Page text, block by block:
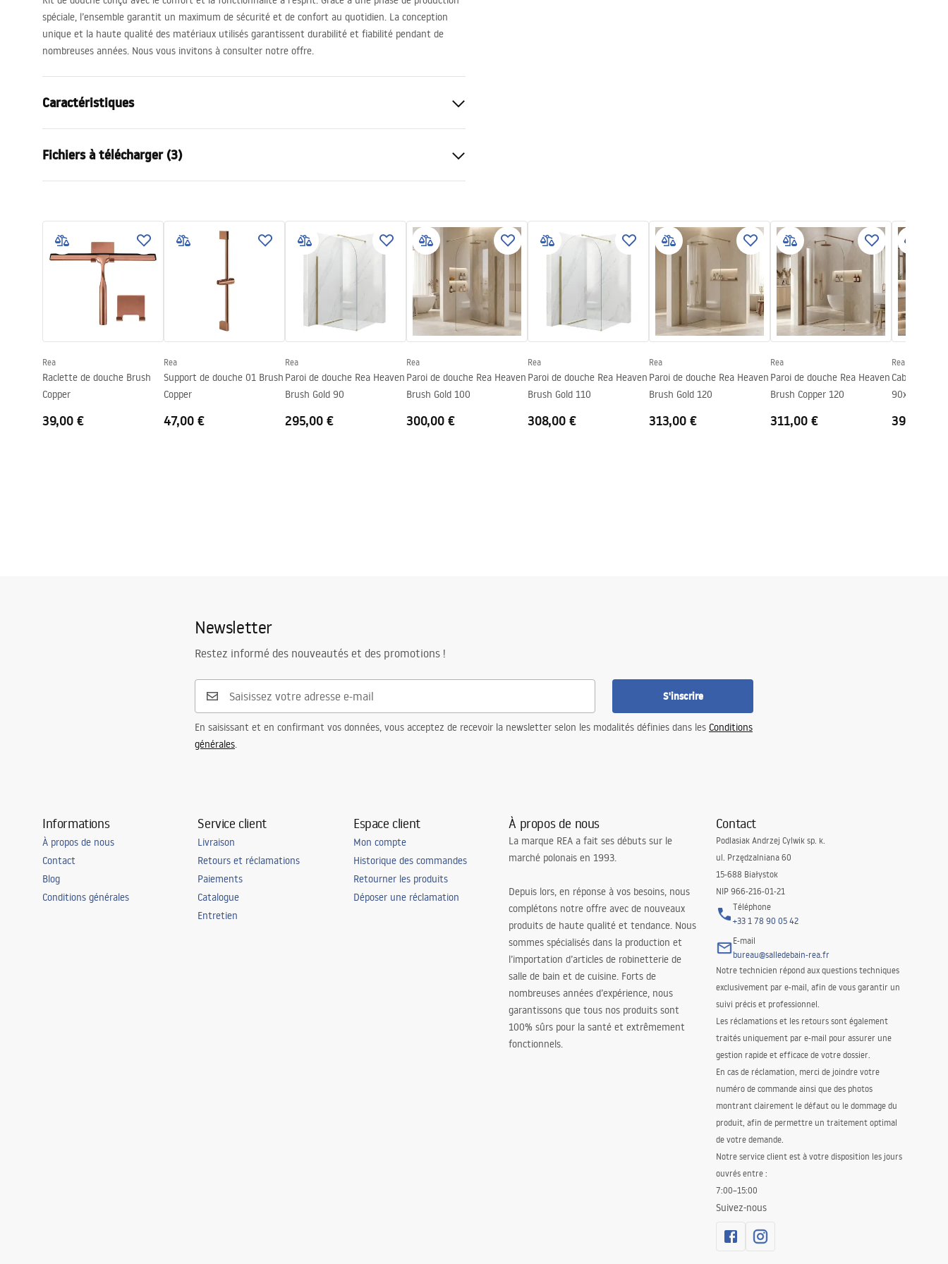
spéciale, l’ensemble garantit un maximum de sécurité et de confort au quotidien. La conception
unique et la haute qualité des matériaux utilisés garantissent durabilité et fiabilité pendant de
nombreuses années. Nous vous invitons à consulter notre offre.
Caractéristiques
Matériel
Type de robinet
Mitigeur
Hauteur min.
Hauteur max.
Bec de baignoire
Réglage de pression
Système Anti-calcaire
Oui
Technologie du revêtement
Electroplating
mm
Fichiers à télécharger (3)
Safety_Information_Shower_set.p
Warranty_Terms_and_Conditions_
Faucets_-_5.pdf
Instructions de montage
shower_set.pdf
Rea
Raclette de douche Brush
Copper
39,00 €
Rea
Support de douche 01 Brush
Copper
47,00 €
Rea
Paroi de douche Rea Heaven
Brush Gold 90
295,00 €
Rea
Paroi de douche Rea Heaven
Brush Gold 100
300,00 €
Rea
Paroi de douche Rea Heaven
Brush Gold 110
308,00 €
Rea
Paroi de douche Rea Heaven
Brush Gold 120
313,00 €
Rea
Paroi de douche Rea Heaven
Brush Copper 120
311,00 €
Rea
Cabine de
90x90 Brush
397,00 €
Newsletter
Restez informé des nouveautés et des promotions !
S'inscrire
En saisissant et en confirmant vos données, vous acceptez de recevoir la newsletter selon les modalités définies dans les Conditions
générales.
Informations
À propos de nous
Contact
Blog
Conditions générales
Service client
Livraison
Retours et réclamations
Paiements
Catalogue
Entretien
Espace client
Mon compte
Historique des commandes
Retourner les produits
Déposer une réclamation
À propos de nous
La marque REA a fait ses débuts sur le
marché polonais en 1993.
Depuis lors, en réponse à vos besoins, nous
complétons notre offre avec de nouveaux
produits de haute qualité et tendance. Nous
sommes spécialisés dans la production et
l’importation d’articles de robinetterie de
salle de bain et de cuisine. Forts de
nombreuses années d’expérience, nous
garantissons que tous nos produits sont
100% sûrs pour la santé et extrêmement
fonctionnels.
Contact
Podlasiak Andrzej Cylwik sp. k.
ul. Przędzalniana 60
15-688 Białystok
NIP 966-216-01-21
Téléphone
+33 1 78 90 05 42
E-mail
bureau@salledebain-rea.fr
Notre technicien répond aux questions techniques
exclusivement par e-mail, afin de vous garantir un
suivi précis et professionnel.
Les réclamations et les retours sont également
traités uniquement par e-mail pour assurer une
gestion rapide et efficace de votre dossier.
En cas de réclamation, merci de joindre votre
numéro de commande ainsi que des photos
montrant clairement le défaut ou le dommage du
produit, afin de permettre un traitement optimal
de votre demande.
Notre service client est à votre disposition les jours
ouvrés entre :
7:00–15:00
Suivez-nous